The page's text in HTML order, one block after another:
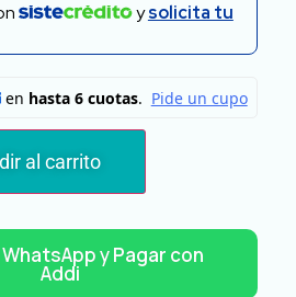
ysolicita tu
al carrito
y Pagar con
Addi